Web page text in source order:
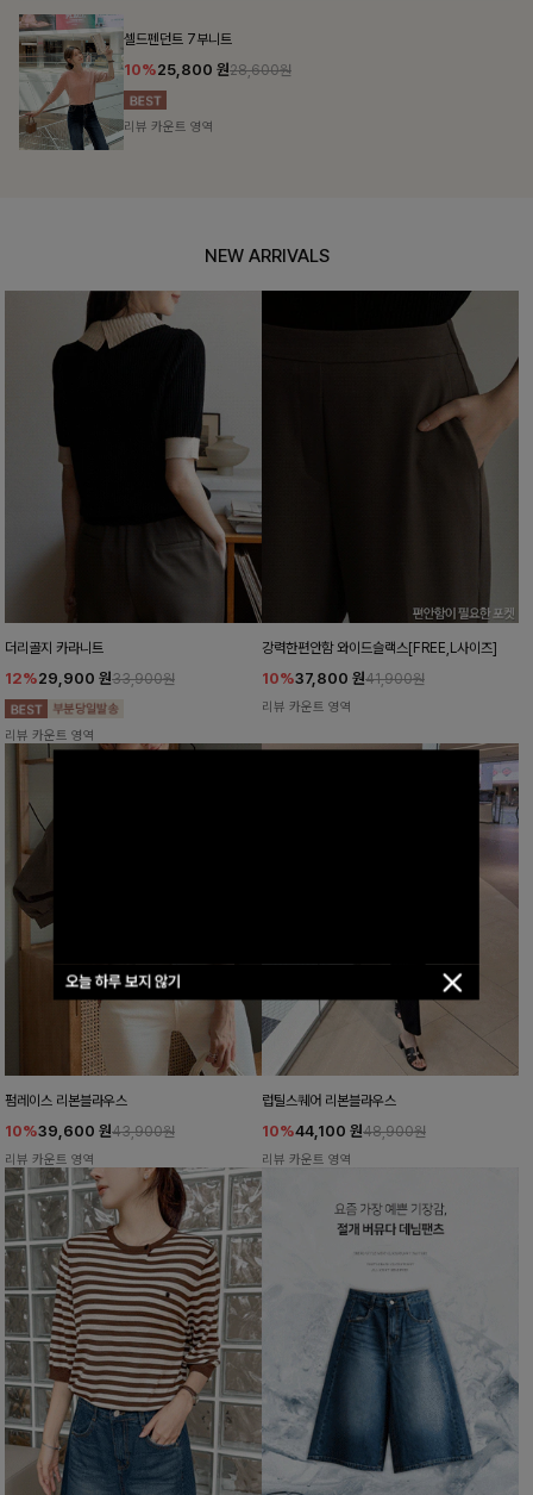
오늘 하루 보지 않기
셀드펜던트 7부니트
10%25,800 원28,600원
리뷰 카운트 영역
NEW ARRIVALS
더리골지 카라니트
12%29,900 원33,900원
리뷰 카운트 영역
강력한편안함 와이드슬랙스[FREE,L사이즈]
10%37,800 원41,900원
리뷰 카운트 영역
펌레이스 리본블라우스
10%39,600 원43,900원
리뷰 카운트 영역
럽틸스퀘어 리본블라우스
10%44,100 원48,900원
리뷰 카운트 영역